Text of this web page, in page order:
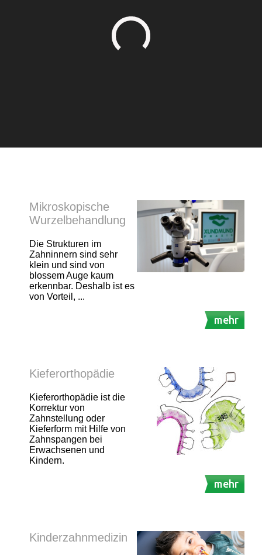
Mikroskopische
Wurzelbehandlung
Die Strukturen im
Zahninnern sind sehr
klein und sind von
blossem Auge kaum
erkennbar. Deshalb ist es
von Vorteil, ...
mehr
Kieferorthopädie
Kieferorthopädie ist die
Korrektur von
Zahnstellung oder
Kieferform mit Hilfe von
Zahnspangen bei
Erwachsenen und
Kindern.
mehr
Kinderzahnmedizin